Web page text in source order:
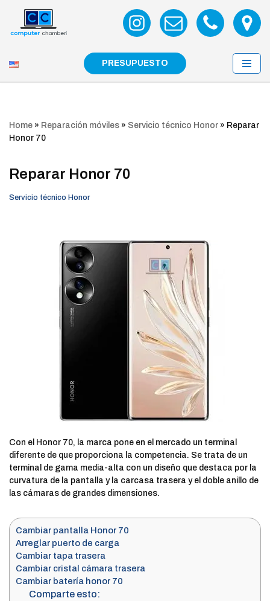
Saltar
PRESUPUESTO
Home » Reparación móviles » Servicio técnico Honor » Reparar
Honor 70
Reparar Honor 70
Servicio técnico Honor
Con el Honor 70, la marca pone en el mercado un terminal
diferente de que proporciona la competencia. Se trata de un
terminal de gama media-alta con un diseño que destaca por la
curvatura de la pantalla y la carcasa trasera y el doble anillo de
las cámaras de grandes dimensiones.
Cambiar pantalla Honor 70
Arreglar puerto de carga
Cambiar tapa trasera
Cambiar cristal cámara trasera
Cambiar batería honor 70
Comparte esto: